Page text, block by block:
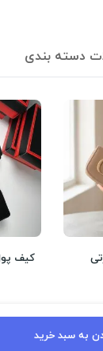
به سبد خرید
دسته بندی
تومان
کیف
20%